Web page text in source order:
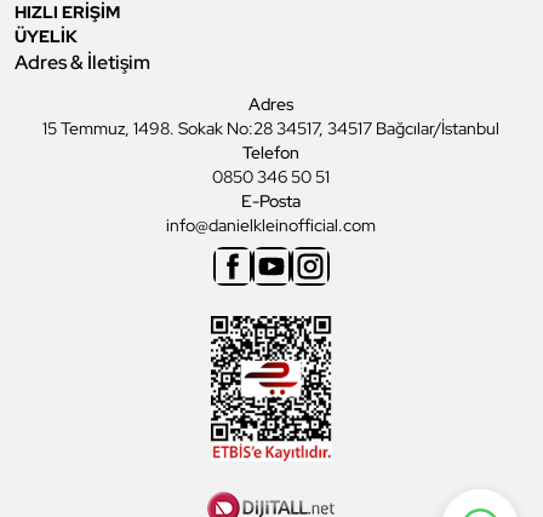
HIZLI ERİŞİM
ÜYELİK
Adres & İletişim
Adres
15 Temmuz, 1498. Sokak No:28 34517, 34517 Bağcılar/İstanbul
Telefon
0850 346 50 51
E-Posta
info@danielkleinofficial.com
Facebook
YoutubeInstagram